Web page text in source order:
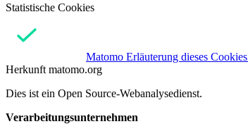
Statistische Cookies
Matomo Erläuterung dieses Cookies
Herkunft matomo.org
Dies ist ein Open Source-Webanalysedienst.
Verarbeitungsunternehmen